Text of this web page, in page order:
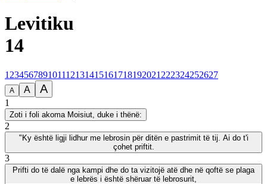
Levitiku
14
1 23456789101112131415161718192021 222324252627
A A A
1
Zoti i foli akoma Moisiut, duke i thënë:
2
"Ky është ligji lidhur me lebrosin për ditën e pastrimit të tij. Ai do t'i
çohet priftit.
3
Prifti do të dalë nga kampi dhe do ta vizitojë atë dhe në qoftë se plaga
e lebrës i është shëruar të lebrosurit,